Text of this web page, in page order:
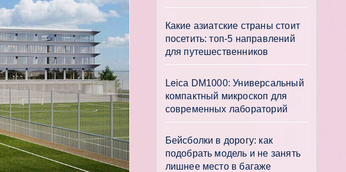
Какие азиатские страны стоит
посетить: топ-5 направлений
для путешественников
Leica DM1000: Универсальный
компактный микроскоп для
современных лабораторий
Бейсболки в дорогу: как
подобрать модель и не занять
лишнее место в багаже